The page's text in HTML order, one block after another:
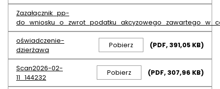
Zazałącznik_pp-
oświadczenie-
dzierżawa
Pobierz (PDF, 391,05 KB)
Scan2026-02-
11_144232
Pobierz (PDF, 307,96 KB)